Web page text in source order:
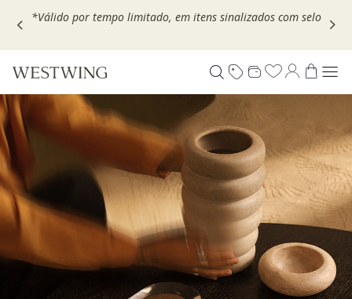
Escolha seu VOUCHER e ganhe até 30% OFF*: useMOVEL30,